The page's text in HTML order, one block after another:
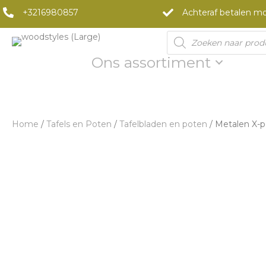
+3216980857 Achteraf betalen
Products
search
Ons assortiment
Home / Tafels en Poten / Tafelbladen en poten / Metalen X-